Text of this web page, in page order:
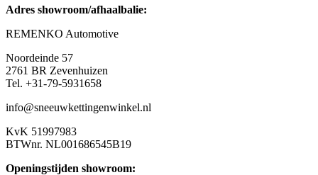
Adres showroom/afhaalbalie:
REMENKO Automotive
Noordeinde 57
2761 BR Zevenhuizen
Tel. +31-79-5931658
info@sneeuwkettingenwinkel.nl
KvK 51997983
BTWnr. NL001686545B19
Openingstijden showroom: